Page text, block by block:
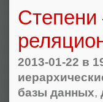
2013-01-22 в
базы данных,